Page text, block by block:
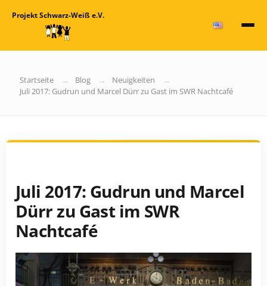
Projekt Schwarz-Weiß e.V.
Startseite Blog
Neuigkeiten
Juli 2017: Gudrun und Marcel Dürr zu Gast im SWR Nachtcafé
Juli 2017: Gudrun und Marcel
Dürr zu Gast im SWR
Nachtcafé